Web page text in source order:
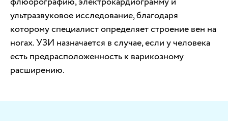
ультразвуковое исследование, благодаря
которому специалист определяет строение вен на
ногах. УЗИ назначается в случае, если у человека
есть предрасположенность к варикозному
расширению.